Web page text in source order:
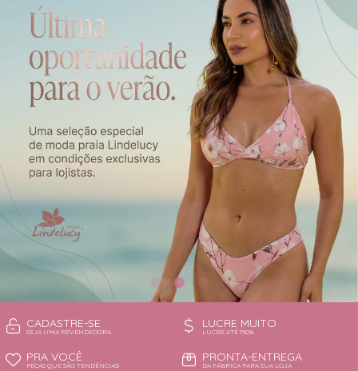
CONJUNTO
CONJUNTO BIQUÍNI
PIJAMA DE VERÃO
ROBE
TOP
TODOS DE OUTLET
CADASTRE-SE
SEJA UMA REVENDEDORA
LUCRE MUITO
LUCRE ATÉ 150%
PRA VOCÊ
PEÇAS QUE SÃO TENDÊNCIAS!
PRONTA-ENTREGA
DA FÁBRICA PARA SUA LOJA